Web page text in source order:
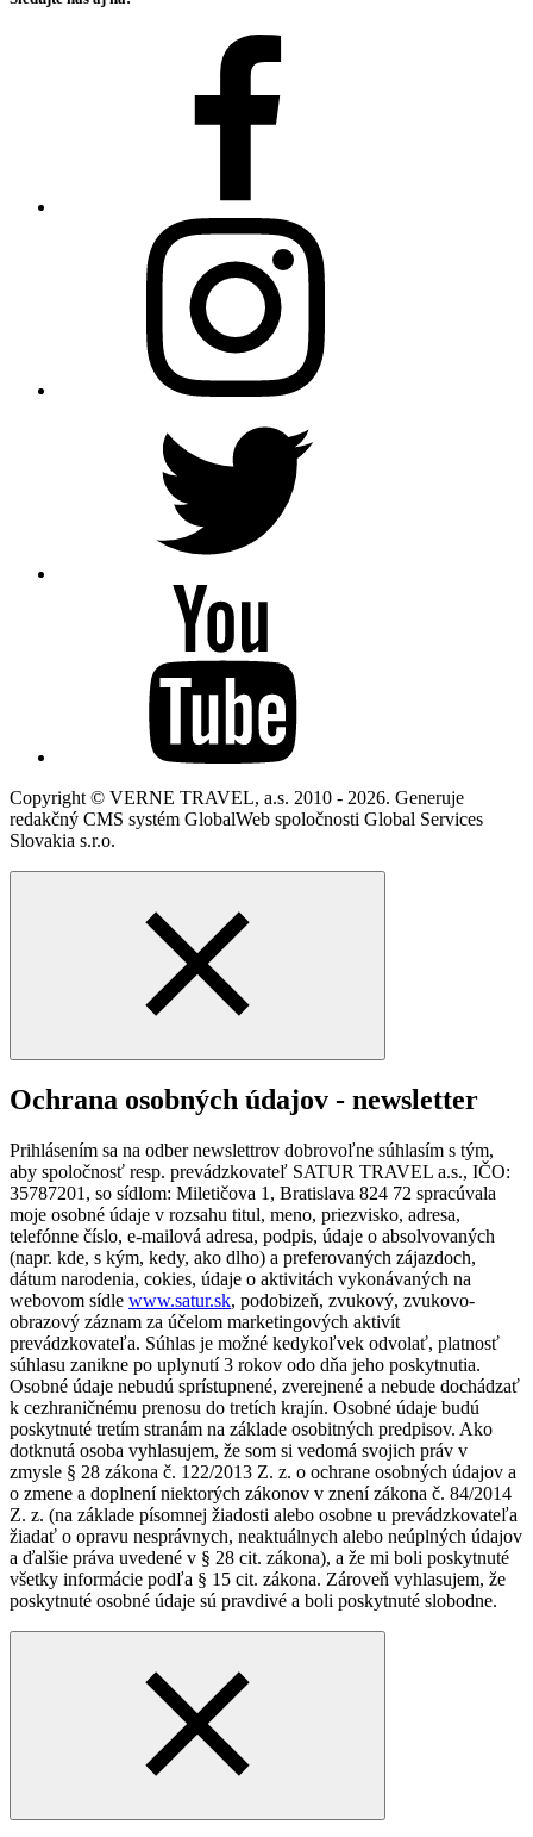
Copyright © VERNE TRAVEL, a.s. 2010 - 2026. Generuje
redakčný CMS systém GlobalWeb spoločnosti Global Services
Slovakia s.r.o.
Ochrana osobných údajov - newsletter
Prihlásením sa na odber newslettrov dobrovoľne súhlasím s tým,
aby spoločnosť resp. prevádzkovateľ SATUR TRAVEL a.s., IČO:
35787201, so sídlom: Miletičova 1, Bratislava 824 72 spracúvala
moje osobné údaje v rozsahu titul, meno, priezvisko, adresa,
telefónne číslo, e-mailová adresa, podpis, údaje o absolvovaných
(napr. kde, s kým, kedy, ako dlho) a preferovaných zájazdoch,
dátum narodenia, cokies, údaje o aktivitách vykonávaných na
webovom sídle www.satur.sk, podobizeň, zvukový, zvukovo-
obrazový záznam za účelom marketingových aktivít
prevádzkovateľa. Súhlas je možné kedykoľvek odvolať, platnosť
súhlasu zanikne po uplynutí 3 rokov odo dňa jeho poskytnutia.
Osobné údaje nebudú sprístupnené, zverejnené a nebude dochádzať
k cezhraničnému prenosu do tretích krajín. Osobné údaje budú
poskytnuté tretím stranám na základe osobitných predpisov. Ako
dotknutá osoba vyhlasujem, že som si vedomá svojich práv v
zmysle § 28 zákona č. 122/2013 Z. z. o ochrane osobných údajov a
o zmene a doplnení niektorých zákonov v znení zákona č. 84/2014
Z. z. (na základe písomnej žiadosti alebo osobne u prevádzkovateľa
žiadať o opravu nesprávnych, neaktuálnych alebo neúplných údajov
a ďalšie práva uvedené v § 28 cit. zákona), a že mi boli poskytnuté
všetky informácie podľa § 15 cit. zákona. Zároveň vyhlasujem, že
poskytnuté osobné údaje sú pravdivé a boli poskytnuté slobodne.